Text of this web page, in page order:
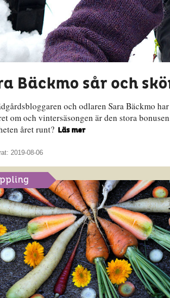
Bäckmo sår och
och odlaren Sara Bäckmo
om och vintersäsongen är den stora
året runt? Läs mer
2019-08-06